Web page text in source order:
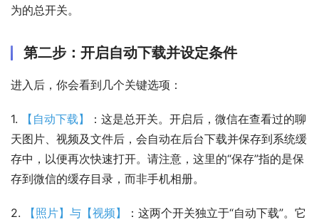
为的总开关。
第二步：开启自动下载并设定条件
进入后，你会看到几个关键选项：
1. 【自动下载】
：这是总开关。开启后，微信在查看过的聊
天图片、视频及文件后，会自动在后台下载并保存到系统缓
存中，以便再次快速打开。请注意，这里的“保存”指的是保
存到微信的缓存目录，而非手机相册。
2. 【照片】与【视频】 ：这两个开关独立于“自动下载”。它